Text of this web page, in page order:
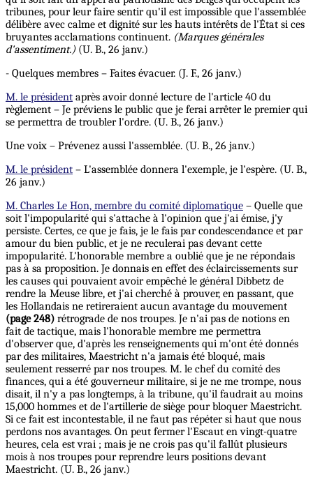
tribunes, pour leur faire sentir qu'il est impossible que l'assemblée
délibère avec calme et dignité sur les hauts intérêts de l'État si ces
bruyantes acclamations continuent. (Marques générales
d'assentiment.)(U. B., 26 janv.)
- Quelques membres – Faites évacuer. (J. F., 26 janv.)
M. le président après avoir donné lecture de l'article 40 du
règlement – Je préviens le public que je ferai arrêter le premier qui
se permettra de troubler l'ordre. (U. B., 26 janv.)
Une voix – Prévenez aussi l'assemblée. (U. B., 26 janv.)
M. le président – L'assemblée donnera l'exemple, je l'espère. (U. B.,
26 janv.)
M. Charles Le Hon, membre du comité diplomatique – Quelle que
soit l'impopularité qui s'attache à l'opinion que j'ai émise, j'y
persiste. Certes, ce que je fais, je le fais par condescendance et par
amour du bien public, et je ne reculerai pas devant cette
impopularité. L'honorable membre a oublié que je ne répondais
pas à sa proposition. Je donnais en effet des éclaircissements sur
les causes qui pouvaient avoir empêché le général Dibbetz de
rendre la Meuse libre, et j'ai cherché à prouver, en passant, que
les Hollandais ne retireraient aucun avantage du mouvement
(page 248) rétrograde de nos troupes. Je n'ai pas de notions en
fait de tactique, mais l'honorable membre me permettra
d'observer que, d'après les renseignements qui m'ont été donnés
par des militaires, Maestricht n'a jamais été bloqué, mais
seulement resserré par nos troupes. M. le chef du comité des
finances, qui a été gouverneur militaire, si je ne me trompe, nous
disait, il n'y a pas longtemps, à la tribune, qu'il faudrait au moins
15,000 hommes et de l'artillerie de siège pour bloquer Maestricht.
Si ce fait est incontestable, il ne faut pas répéter si haut que nous
perdons nos avantages. On peut fermer l'Escaut en vingt-quatre
heures, cela est vrai ; mais je ne crois pas qu'il fallût plusieurs
mois à nos troupes pour reprendre leurs positions devant
Maestricht. (U. B., 26 janv.)